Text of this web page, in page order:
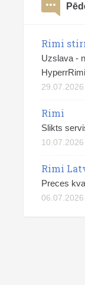
Rimi
Uzslava -
29.07.2026
Rimi
Slikts
10.07.2026
Rimi
Preces
06.07.2026